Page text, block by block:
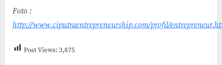
Foto :
http://www.ciputraentrepreneurship.com/profil/
Post Views: 3,875